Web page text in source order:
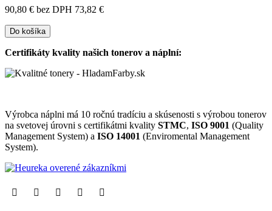
90,80 € bez DPH 73,82 €
Do košíka
Certifikáty kvality našich tonerov a náplní:
Výrobca náplni má 10 ročnú tradíciu a skúsenosti s výrobou tonerov
na svetovej úrovni s certifikátmi kvality STMC, ISO 9001 (Quality
Management System) a ISO 14001 (Enviromental Management
System).